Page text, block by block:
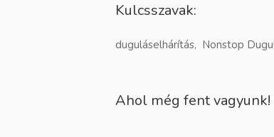
Kulcsszavak:
duguláselhárítás, Nonstop
Ahol még fent vagyunk!